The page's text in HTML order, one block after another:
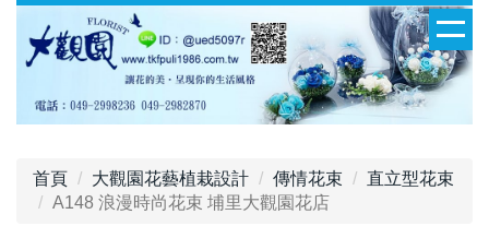
首頁 大觀園花藝植栽設計 傳情花束
直立型花束
A148 浪漫時尚花束 埔里大觀園花店